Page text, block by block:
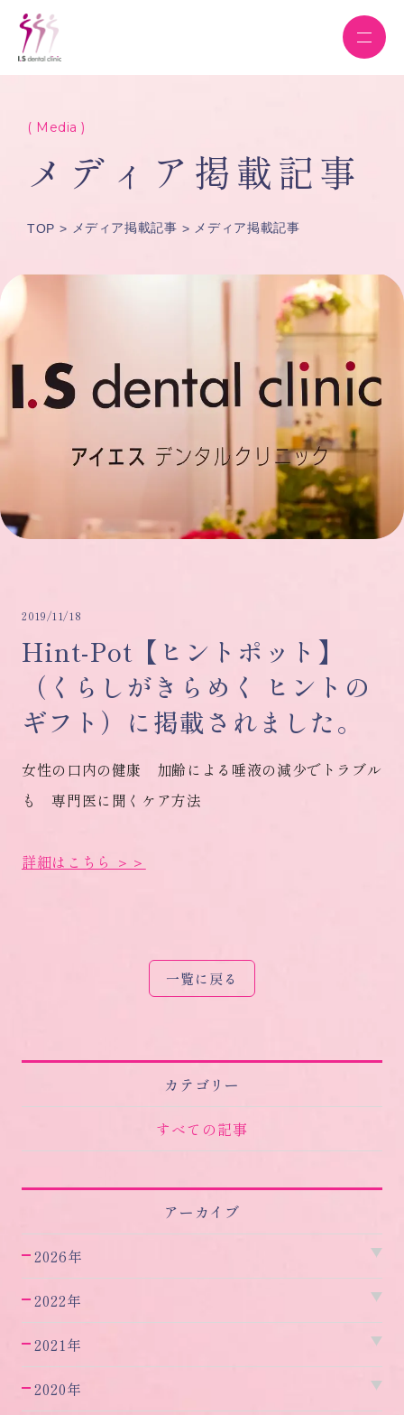
( Media )
メディア掲載記事
TOP メディア掲載記事 メディア掲載記事
カテゴリー
すべての記事
アーカイブ
2026年
2022年
2021年
2020年
2019/11/18
Hint-Pot【ヒントポット】
（くらしがきらめく ヒントの
ギフト）に掲載されました。
女性の口内の健康 加齢による唾液の減少でトラブル
も 専門医に聞くケア方法
詳細はこちら ＞＞
一覧に戻る